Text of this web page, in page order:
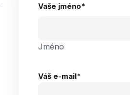
Vaše jméno*
Jméno
Váš e-mail*